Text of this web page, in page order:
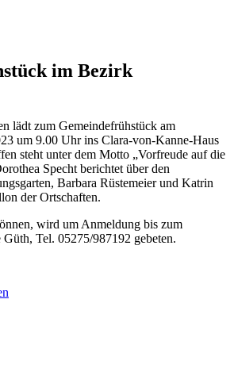
im Bezirk
lädt zum Gemeindefrühstück am
um 9.00 Uhr ins Clara-von-Kanne-Haus
steht unter dem Motto „Vorfreude auf die
Specht berichtet über den
Barbara Rüstemeier und Katrin
der Ortschaften.
wird um Anmeldung bis zum
Tel. 05275/987192 gebeten.